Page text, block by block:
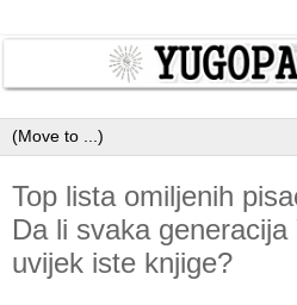
Top lista omiljenih
Da li svaka
uvijek iste knjige?